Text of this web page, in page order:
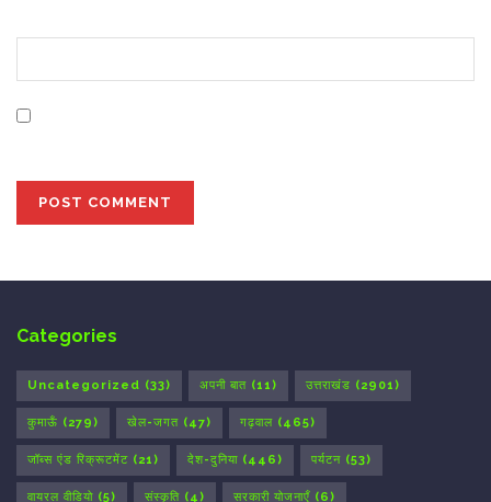
Categories
Uncategorized (33) अपनी बात (11) उत्तराखंड (2901)
कुमाऊँ (279) खेल-जगत (47) गढ़वाल (465)
जॉब्स एंड रिक्रूटमेंट (21) देश-दुनिया (446) पर्यटन (53)
वायरल वीडियो (5) संस्कृति (4) सरकारी योजनाएँ (6)